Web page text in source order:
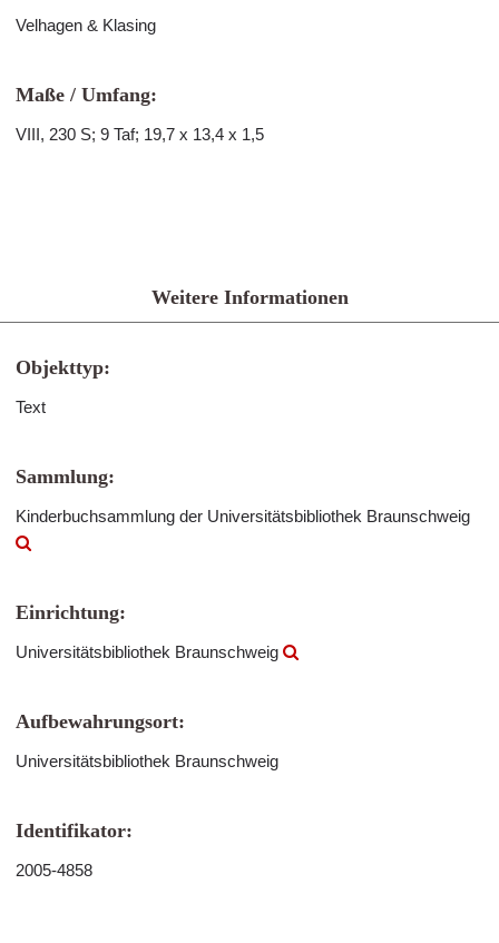
Velhagen & Klasing
Maße / Umfang:
VIII, 230 S; 9 Taf; 19,7 x 13,4 x 1,5
Weitere Informationen
Objekttyp:
Text
Sammlung:
Kinderbuchsammlung der Universitätsbibliothek Braunschweig
Einrichtung:
Universitätsbibliothek Braunschweig
Aufbewahrungsort:
Universitätsbibliothek Braunschweig
Identifikator:
2005-4858